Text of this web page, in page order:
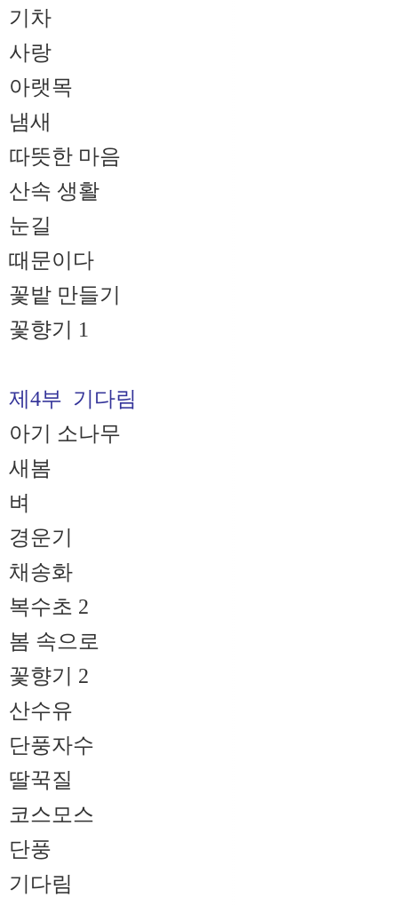
기차
사랑
아랫목
냄새
따뜻한 마음
산속 생활
눈길
때문이다
꽃밭 만들기
꽃향기 1
제4부 기다림
아기 소나무
새봄
벼
경운기
채송화
복수초 2
봄 속으로
꽃향기 2
산수유
단풍자수
딸꾹질
코스모스
단풍
기다림